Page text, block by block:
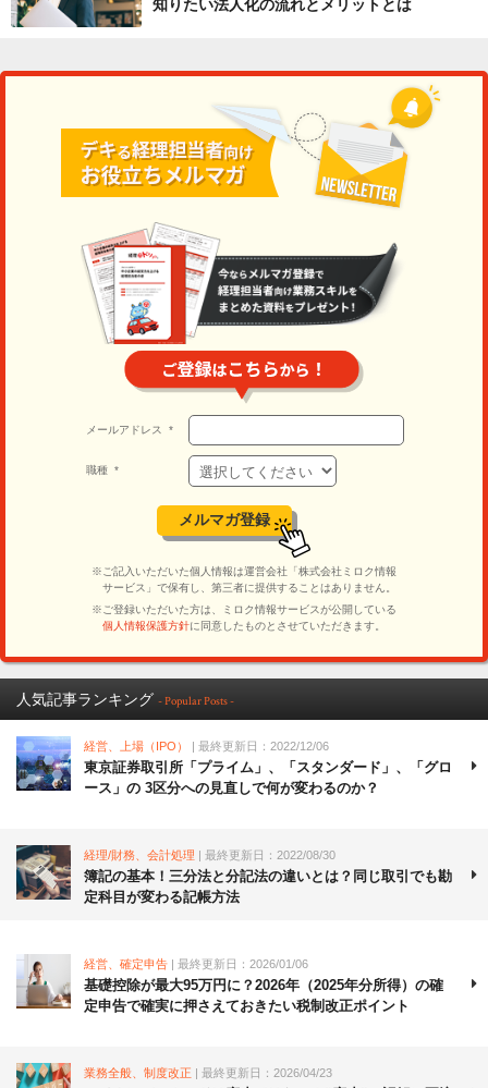
知りたい法人化の流れとメリットとは
人気記事ランキング - Popular Posts -
経営、上場（IPO） | 最終更新日：2022/12/06
東京証券取引所「プライム」、「スタンダード」、「グロ
ース」の 3区分への見直しで何が変わるのか？
経理/財務、会計処理 | 最終更新日：2022/08/30
簿記の基本！三分法と分記法の違いとは？同じ取引でも勘
定科目が変わる記帳方法
経営、確定申告 | 最終更新日：2026/01/06
基礎控除が最大95万円に？2026年（2025年分所得）の確
定申告で確実に押さえておきたい税制改正ポイント
業務全般、制度改正 | 最終更新日：2026/04/23